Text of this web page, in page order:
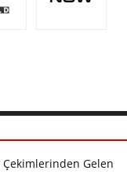
Gelen